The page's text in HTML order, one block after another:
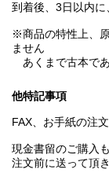
到着後、3日以内
※商品の特性上、
ません
あくまで古本で
他特記事項
FAX、お手紙の注
現金書留のご購入
注文前に送って頂